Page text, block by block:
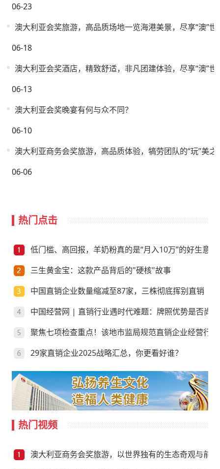
06-23
澳大利亚会奖旅游，高品质场地一览海港美景，尽享“澳”世
06-18
澳大利亚会奖酒店，精致舒适，非凡团建体验，尽享“澳”世
06-13
澳大利亚会奖晚宴有何与众不同？
06-10
澳大利亚商务会奖旅游，高品质体验，犒劳团队的“玩”美之
06-06
热门点击
低门槛、高回报，羊奶粉真的是“月入10万”的好生意？
三生黄金宝：这款产品背后的"硬核"故事
中国直销企业数量缩减至87家，三株彻底挥别直销
中国经营网 | 直销行业遇时代难题：牌照优势是否尚存
聚焦七项检查重点！该地市监局规范直销企业经营行为
29家直销企业2025战略汇总，你更看好谁？
热门视频
澳大利亚商务会奖旅游，以世界独有的生态奇观与前